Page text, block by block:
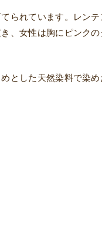
られています。レン
、女性は胸にピンク
とした天然染料で染